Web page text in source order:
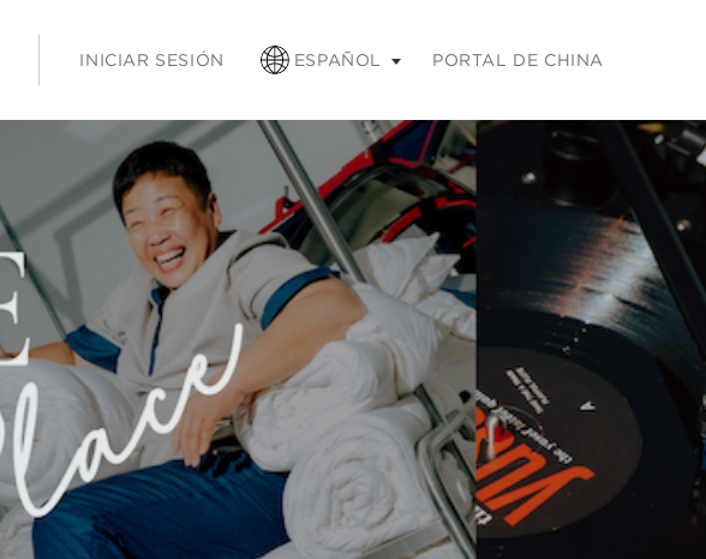
INICIAR SESIÓN ESPAÑOL PORTAL DE CHINA